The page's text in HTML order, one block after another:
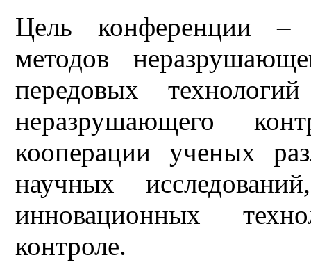
Цель конференции –
методов
передовых
неразрушающего
кооперации ученых
научных
инновационных
контроле.